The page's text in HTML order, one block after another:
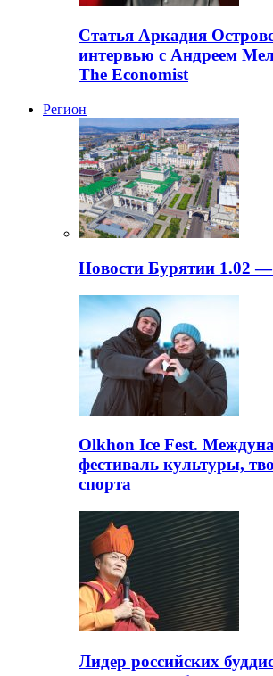
Статья Аркадия
интервью с Андреем
The Economist
Регион
Новости Бурятии 1.02 —
Olkhon Ice Fest.
фестиваль культуры,
спорта
Лидер российских